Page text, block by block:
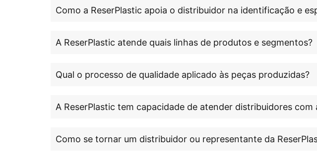
Como a ReserPlastic apoia o distribuidor na identificação e
A ReserPlastic atende quais linhas de produtos e segmentos?
Qual o processo de qualidade aplicado às peças produzidas?
A ReserPlastic tem capacidade de atender distribuidores
Como se tornar um distribuidor ou representante da